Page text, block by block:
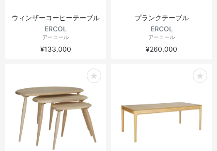
ウィンザーコーヒーテーブル
ERCOL
アーコール
¥133,000
プランクテーブル
ERCOL
アーコール
¥260,000